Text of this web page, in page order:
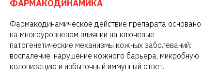
ФАРМАКОДИНАМИКА
Фармакодинамическое действие препарата основано
на многоуровневом влиянии на ключевые
патогенетические механизмы кожных заболеваний:
воспаление, нарушение кожного барьера, микробную
колонизацию и избыточный иммунный ответ.